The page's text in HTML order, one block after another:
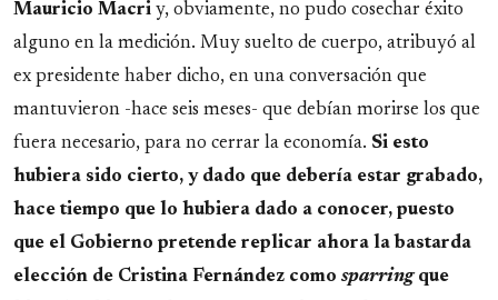
Mauricio Macri y, obviamente, no pudo cosechar éxito
alguno en la medición. Muy suelto de cuerpo, atribuyó al
ex presidente haber dicho, en una conversación que
mantuvieron -hace seis meses- que debían morirse los que
fuera necesario, para no cerrar la economía. Si esto
hubiera sido cierto, y dado que debería estar grabado,
hace tiempo que lo hubiera dado a conocer, puesto
que el Gobierno pretende replicar ahora la bastarda
elección de Cristina Fernández como sparringque